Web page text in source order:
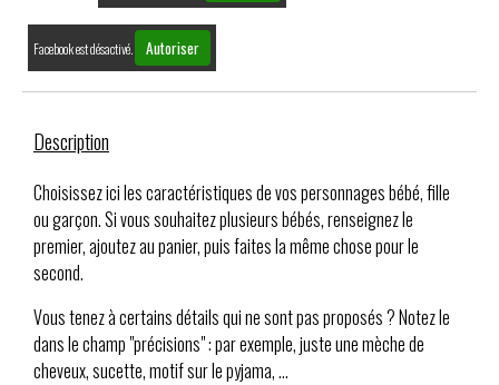
Facebook est désactivé. Autoriser
Description
Choisissez ici les caractéristiques de vos personnages bébé, fille
ou garçon. Si vous souhaitez plusieurs bébés, renseignez le
premier, ajoutez au panier, puis faites la même chose pour le
second.
Vous tenez à certains détails qui ne sont pas proposés ? Notez le
dans le champ "précisions" : par exemple, juste une mèche de
cheveux, sucette, motif sur le pyjama, ...